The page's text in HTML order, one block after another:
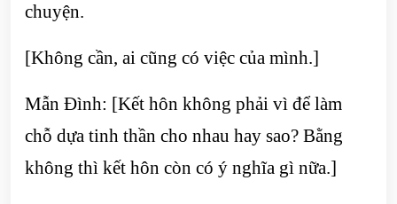
chuyện.
[Không cần, ai cũng có việc của mình.]
Mẫn Đình: [Kết hôn không phải vì để làm
chỗ dựa tinh thần cho nhau hay sao? Bằng
không thì kết hôn còn có ý nghĩa gì nữa.]